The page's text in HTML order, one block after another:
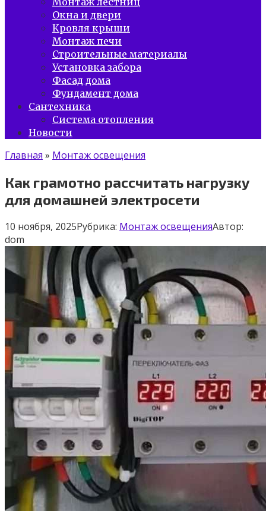
Окна и двери
Кровля крыши
Монтаж печи
Строительные материалы
Установка забора
Фасад дома
Фундамент дома
Сантехника
Система отопления
Новости
Главная » Монтаж освещения
Как грамотно рассчитать нагрузку
для домашней электросети
10 ноября, 2025Рубрика: Монтаж освещенияАвтор:
dom